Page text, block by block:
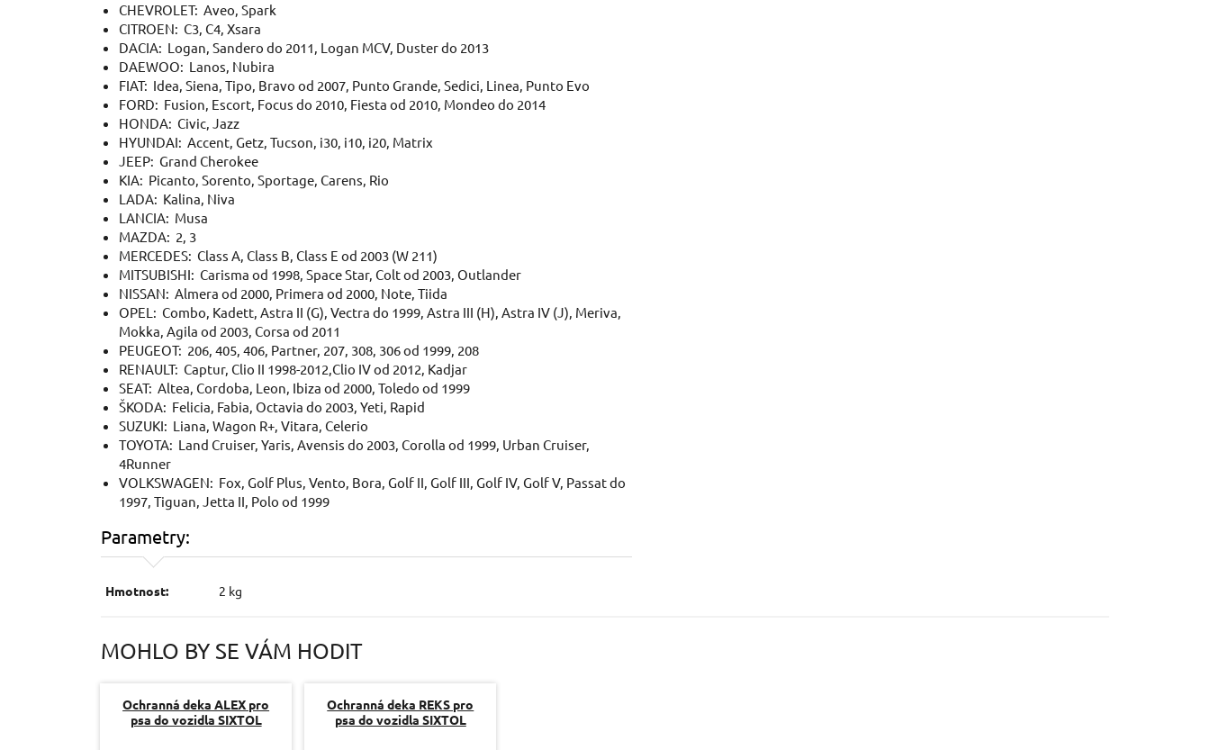
CHEVROLET: Aveo, Spark
CITROEN: C3, C4, Xsara
DACIA: Logan, Sandero do 2011, Logan MCV, Duster do 2013
DAEWOO: Lanos, Nubira
FIAT: Idea, Siena, Tipo, Bravo od 2007, Punto Grande, Sedici, Linea, Punto Evo
FORD: Fusion, Escort, Focus do 2010, Fiesta od 2010, Mondeo do 2014
HONDA: Civic, Jazz
HYUNDAI: Accent, Getz, Tucson, i30, i10, i20, Matrix
JEEP: Grand Cherokee
KIA: Picanto, Sorento, Sportage, Carens, Rio
LADA: Kalina, Niva
LANCIA: Musa
MAZDA: 2, 3
MERCEDES: Class A, Class B, Class E od 2003 (W 211)
MITSUBISHI: Carisma od 1998, Space Star, Colt od 2003, Outlander
NISSAN: Almera od 2000, Primera od 2000, Note, Tiida
OPEL: Combo, Kadett, Astra II (G), Vectra do 1999, Astra III (H), Astra IV (J), Meriva,
Mokka, Agila od 2003, Corsa od 2011
PEUGEOT: 206, 405, 406, Partner, 207, 308, 306 od 1999, 208
RENAULT: Captur, Clio II 1998-2012,Clio IV od 2012, Kadjar
SEAT: Altea, Cordoba, Leon, Ibiza od 2000, Toledo od 1999
ŠKODA: Felicia, Fabia, Octavia do 2003, Yeti, Rapid
SUZUKI: Liana, Wagon R+, Vitara, Celerio
TOYOTA: Land Cruiser, Yaris, Avensis do 2003, Corolla od 1999, Urban Cruiser,
4Runner
VOLKSWAGEN: Fox, Golf Plus, Vento, Bora, Golf II, Golf III, Golf IV, Golf V, Passat do
1997, Tiguan, Jetta II, Polo od 1999
Parametry:
Hmotnost: 2 kg
MOHLO BY SE VÁM HODIT
Ochranná deka ALEX pro
psa do vozidla SIXTOL
Ochranná deka REKS pro
psa do vozidla SIXTOL